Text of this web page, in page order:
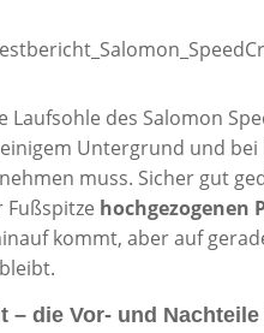
des Salomon
Untergrund und
muss. Sicher gut
Fußspitze hochgezogenen
kommt, aber auf
– die Vor- und